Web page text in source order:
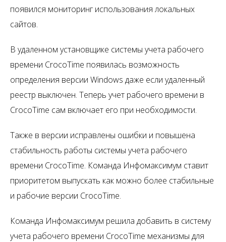
появился мониторинг использования локальных
сайтов.
В удаленном установщике системы учета рабочего
времени CrocoTime появилась возможность
определения версии Windows даже если удаленный
реестр выключен. Теперь учет рабочего времени в
CrocoTime сам включает его при необходимости.
Также в версии исправлены ошибки и повышена
стабильность работы системы учета рабочего
времени CrocoTime. Команда Инфомаксимум ставит
приоритетом выпускать как можно более стабильные
и рабочие версии CrocoTime.
Команда Инфомаксимум решила добавить в систему
учета рабочего времени CrocoTime механизмы для